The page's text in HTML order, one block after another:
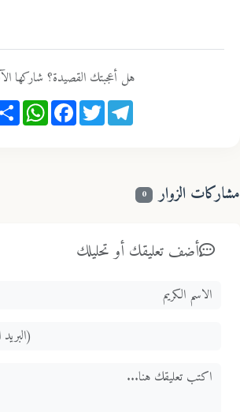
هل أعجبتك القصيدة؟ شاركها الآن
Share
WhatsAppFacebookTwitterTelegram
الزوار 0
أضف تعليقك أو تحليلك